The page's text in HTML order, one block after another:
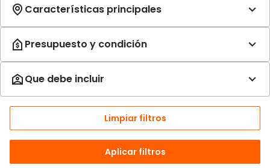
Limpiar filtros
Aplicar filtros